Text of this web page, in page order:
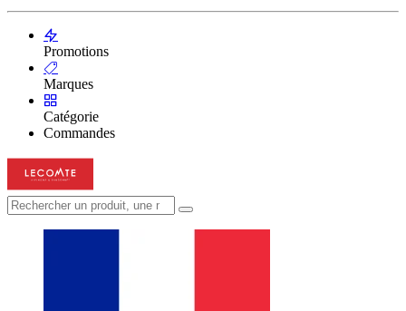
Promotions
Marques
Catégorie
Commandes